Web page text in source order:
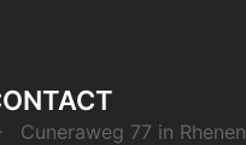
Cuneraweg 77 in Rhenen